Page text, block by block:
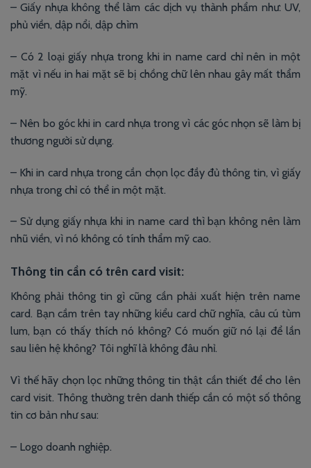
– Giấy nhựa không thể làm các dịch vụ thành phẩm như: UV,
phủ viền, dập nổi, dập chìm
– Có 2 loại giấy nhựa trong khi in name card chỉ nên in một
mặt vì nếu in hai mặt sẽ bị chồng chữ lên nhau gây mất thẩm
mỹ.
– Nên bo góc khi in card nhựa trong vì các góc nhọn sẽ làm bị
thương người sử dụng.
– Khi in card nhựa trong cần chọn lọc đầy đủ thông tin, vì giấy
nhựa trong chỉ có thể in một mặt.
– Sử dụng giấy nhựa khi in name card thì bạn không nên làm
nhũ viền, vì nó không có tính thẩm mỹ cao.
Thông tin cần có trên card visit:
Không phải thông tin gì cũng cần phải xuất hiện trên name
card. Bạn cầm trên tay những kiểu card chữ nghĩa, câu cú tùm
lum, bạn có thấy thích nó không? Có muốn giữ nó lại để lần
sau liên hệ không? Tôi nghĩ là không đâu nhỉ.
Vì thế hãy chọn lọc những thông tin thật cần thiết để cho lên
card visit. Thông thường trên danh thiếp cần có một số thông
tin cơ bản như sau:
– Logo doanh nghiệp.